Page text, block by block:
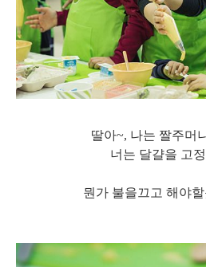
딸아~, 나는 짤주머
너는 달걀을 고
뭔가 불을끄고 해야